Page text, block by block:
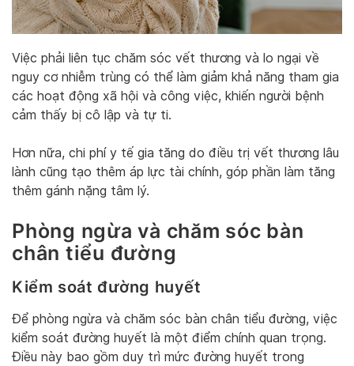
Việc phải liên tục chăm sóc vết thương và lo ngại về
nguy cơ nhiễm trùng có thể làm giảm khả năng tham gia
các hoạt động xã hội và công việc, khiến người bệnh
cảm thấy bị cô lập và tự ti.
Hơn nữa, chi phí y tế gia tăng do điều trị vết thương lâu
lành cũng tạo thêm áp lực tài chính, góp phần làm tăng
thêm gánh nặng tâm lý.
Phòng ngừa và chăm sóc bàn
chân tiểu đường
Kiểm soát đường huyết
Để phòng ngừa và chăm sóc bàn chân tiểu đường, việc
kiểm soát đường huyết là một điểm chính quan trọng.
Điều này bao gồm duy trì mức đường huyết trong